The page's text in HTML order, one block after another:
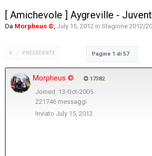
[ Amichevole ] Aygreville -
Da Morpheus ©, July 15, 2012 in Stagione 2012/
PRECEDENTE Pagine 1 di 57
Morpheus © 17382
Joined: 13-Oct-2005
221746 messaggi
Inviato July 15, 2012